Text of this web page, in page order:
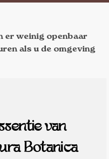
er weinig openbaar
als u de omgeving
van
Botanica